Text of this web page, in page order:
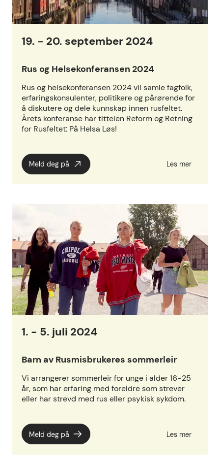
19. - 20. september 2024
Rus og Helsekonferansen 2024
Rus og helsekonferansen 2024 vil samle fagfolk,
erfaringskonsulenter, politikere og pårørende for
å diskutere og dele kunnskap innen rusfeltet.
Årets konferanse har tittelen Reform og Retning
for Rusfeltet: På Helsa Løs!
Meld deg på Les mer
1. - 5. juli 2024
Barn av Rusmisbrukeres sommerleir
Vi arrangerer sommerleir for unge i alder 16-25
år, som har erfaring med foreldre som strever
eller har strevd med rus eller psykisk sykdom.
Meld deg på Les mer